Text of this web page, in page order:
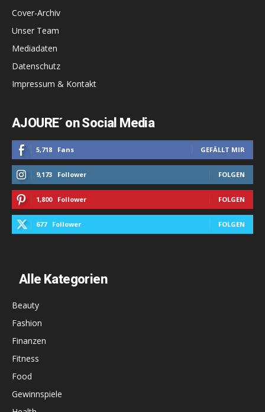
Cover-Archiv
Unser Team
Mediadaten
Datenschutz
Impressum & Kontakt
AJOURE´ on Social Media
5,718 Fans GEFÄLLT MIR
9,173 Follower FOLGEN
1,800 Follower FOLGEN
677 Follower FOLGEN
Alle Kategorien
Beauty
Fashion
Finanzen
Fitness
Food
Gewinnspiele